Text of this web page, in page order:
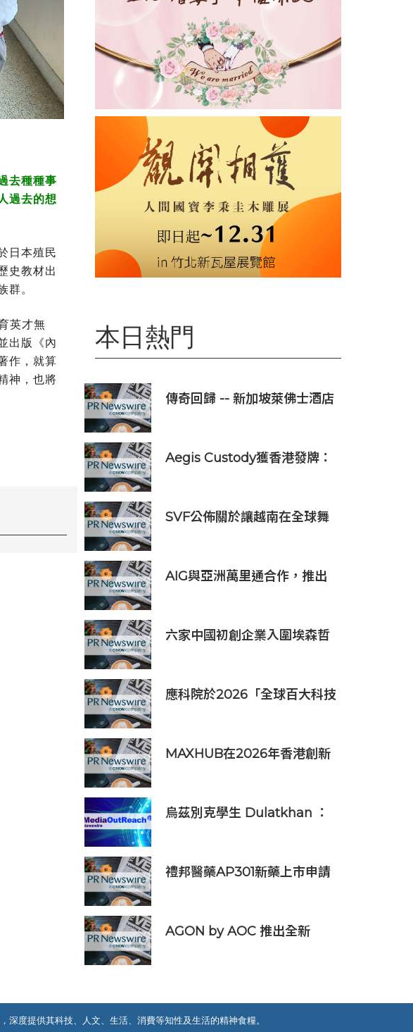
去種種事
過去的想
日本殖民
史教材出
群。
英才無
出版《內
作，就算
神，也將
本日熱門
傳奇回歸 -- 新加坡萊佛士酒店
Aegis Custody獲香港發牌：
SVF公佈關於讓越南在全球舞
AIG與亞洲萬里通合作，推出
六家中國初創企業入圍埃森哲
應科院於2026「全球百大科技
MAXHUB在2026年香港創新
烏茲別克學生 Dulatkhan ：
禮邦醫藥AP301新藥上市申請
AGON by AOC 推出全新
度提供其科技、人文、生活、消費等知性及生活的精神食糧。